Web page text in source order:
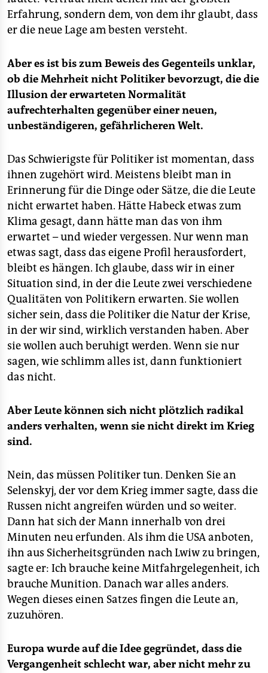
Erfahrung, sondern dem, von dem ihr glaubt, dass
er die neue Lage am besten versteht.
Aber es ist bis zum Beweis des Gegenteils unklar,
ob die Mehrheit nicht Politiker bevorzugt, die die
Illusion der erwarteten Normalität
aufrechterhalten gegenüber einer neuen,
unbeständigeren, gefährlicheren Welt.
Das Schwierigste für Politiker ist momentan, dass
ihnen zugehört wird. Meistens bleibt man in
Erinnerung für die Dinge oder Sätze, die die Leute
nicht erwartet haben. Hätte Habeck etwas zum
Klima gesagt, dann hätte man das von ihm
erwartet – und wieder vergessen. Nur wenn man
etwas sagt, dass das eigene Profil herausfordert,
bleibt es hängen. Ich glaube, dass wir in einer
Situation sind, in der die Leute zwei verschiedene
Qualitäten von Politikern erwarten. Sie wollen
sicher sein, dass die Politiker die Natur der Krise,
in der wir sind, wirklich verstanden haben. Aber
sie wollen auch beruhigt werden. Wenn sie nur
sagen, wie schlimm alles ist, dann funktioniert
das nicht.
Aber Leute können sich nicht plötzlich radikal
anders verhalten, wenn sie nicht direkt im Krieg
sind.
Nein, das müssen Politiker tun. Denken Sie an
Selenskyj, der vor dem Krieg immer sagte, dass die
Russen nicht angreifen würden und so weiter.
Dann hat sich der Mann innerhalb von drei
Minuten neu erfunden. Als ihm die USA anboten,
ihn aus Sicherheitsgründen nach Lwiw zu bringen,
sagte er: Ich brauche keine Mitfahrgelegenheit, ich
brauche Munition. Danach war alles anders.
Wegen dieses einen Satzes fingen die Leute an,
zuzuhören.
Europa wurde auf die Idee gegründet, dass die
Vergangenheit schlecht war, aber nicht mehr zu